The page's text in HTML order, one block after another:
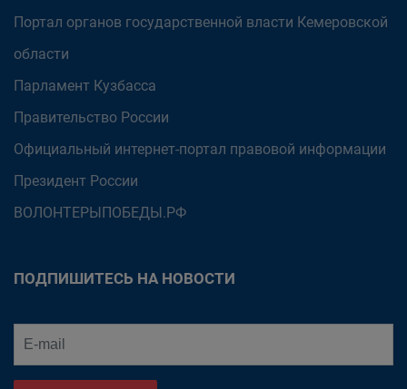
Портал органов государственной власти Кемеровской
области
Парламент Кузбасса
Правительство России
Официальный интернет-портал правовой информации
Президент России
ВОЛОНТЕРЫПОБЕДЫ.РФ
ПОДПИШИТЕСЬ НА НОВОСТИ